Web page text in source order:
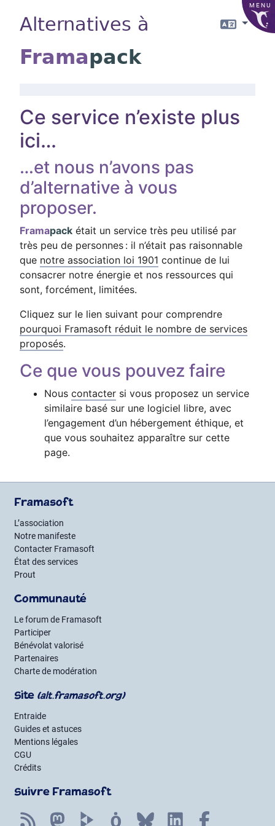
MENU
Langue
Alternatives à
Framapack
Ce service n’existe plus
ici…
…et nous n’avons pas
d’alternative à vous
proposer.
Framapack était un service très peu utilisé par
très peu de personnes : il n’était pas raisonnable
que notre association loi 1901 continue de lui
consacrer notre énergie et nos ressources qui
sont, forcément, limitées.
Cliquez sur le lien suivant pour comprendre
pourquoi Framasoft réduit le nombre de services
proposés.
Ce que vous pouvez faire
Nous contacter si vous proposez un service
similaire basé sur une logiciel libre, avec
l’engagement d’un hébergement éthique, et
que vous souhaitez apparaître sur cette
page.
Framasoft
L’association
Notre manifeste
Contacter Framasoft
État des services
Prout
Communauté
Le forum de Framasoft
Participer
Bénévolat valorisé
Partenaires
Charte de modération
Site (alt.framasoft.org)
Entraide
Guides et astuces
Mentions légales
CGU
Crédits
Suivre Framasoft
Flux RSS MastodonPeerTube Mobilizon Bluesky LinkedIn